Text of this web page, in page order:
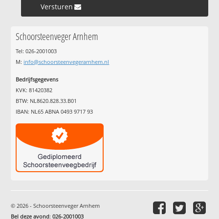
Versturen »
Schoorsteenveger Arnhem
Tel: 026-2001003
M: info@schoorsteenvegerarnhem.nl
Bedrijfsgegevens
KVK: 81420382
BTW: NL8620.828.33.B01
IBAN: NL65 ABNA 0493 9717 93
© 2026 - Schoorsteenveger Arnhem
Bel deze avond:026-2001003